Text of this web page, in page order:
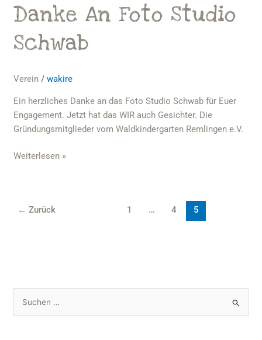
Danke An Foto Studio
Schwab
Verein /wakire
Ein herzliches Danke an das Foto Studio Schwab für Euer
Engagement. Jetzt hat das WIR auch Gesichter. Die
Gründungsmitglieder vom Waldkindergarten Remlingen e.V.
Weiterlesen »
← Zurück 1 … 4 5